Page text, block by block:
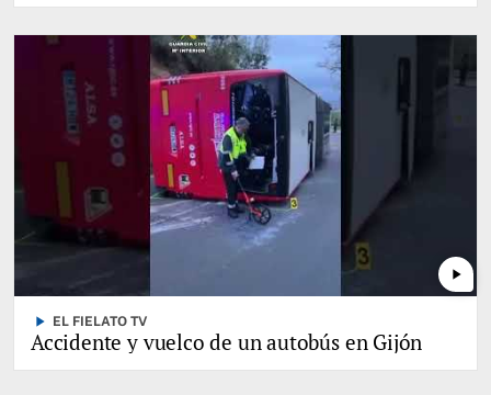
play_arrow
play_arrow EL FIELATO TV
Accidente y vuelco de un autobús en Gijón